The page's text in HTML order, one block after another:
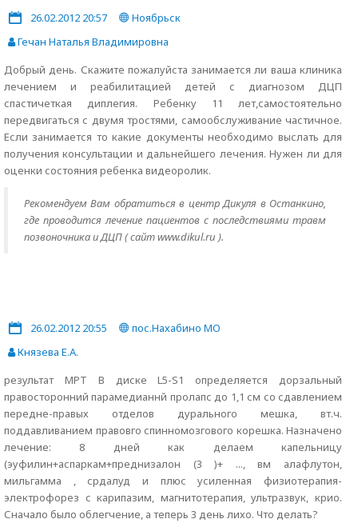
26.02.2012 20:57
Ноябрьск
Гечан Наталья Владимировна
Добрый день. Скажите пожалуйста занимается ли ваша клиника
лечением и реабилитацией детей с диагнозом ДЦП
спастичеткая диплегия. Ребенку 11 лет,самостоятельно
передвигаться с двумя тростями, самообслуживание частичное.
Если занимается то какие документы необходимо выслать для
получения консультации и дальнейшего лечения. Нужен ли для
оценки состояния ребенка видеоролик.
Рекомендуем Вам обратиться в центр Дикуля в Останкино,
где проводится лечение пациентов с последствиями травм
позвоночника и ДЦП ( сайт www.dikul.ru ).
26.02.2012 20:55
пос.Нахабино МО
Князева Е.А.
результат МРТ В диске L5-S1 определяется дорзальный
правосторонний парамедианнй пролапс до 1,1 см со сдавлением
передне-правых отделов дурального мешка, вт.ч.
поддавливанием правовго спинномозгового корешка. Назначено
лечение: 8 дней как делаем капельницу
(эуфилин+аспаркам+преднизалон (3 )+ ..., вм алафлутон,
мильгамма , срдалуд и плюс усиленная физиотерапия-
электрофорез с карипазим, магнитотерапия, ультразвук, крио.
Сначало было облегчение, а теперь 3 день лихо. Что делать?